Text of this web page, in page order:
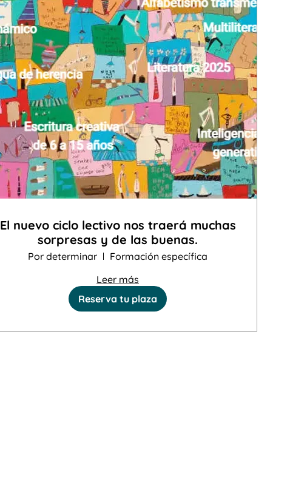
El nuevo ciclo lectivo nos traerá muchas
sorpresas y de las buenas.
Por determinar
Formación específica
Leer más
Reserva tu plaza